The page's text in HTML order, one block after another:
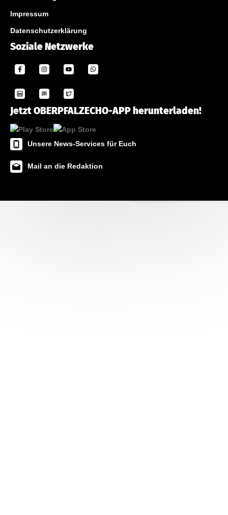
Impressum
Datenschutzerklärung
Soziale Netzwerke
Jetzt OBERPFALZECHO-APP herunterladen!
Unsere News-Services für Euch
Mail an die Redaktion